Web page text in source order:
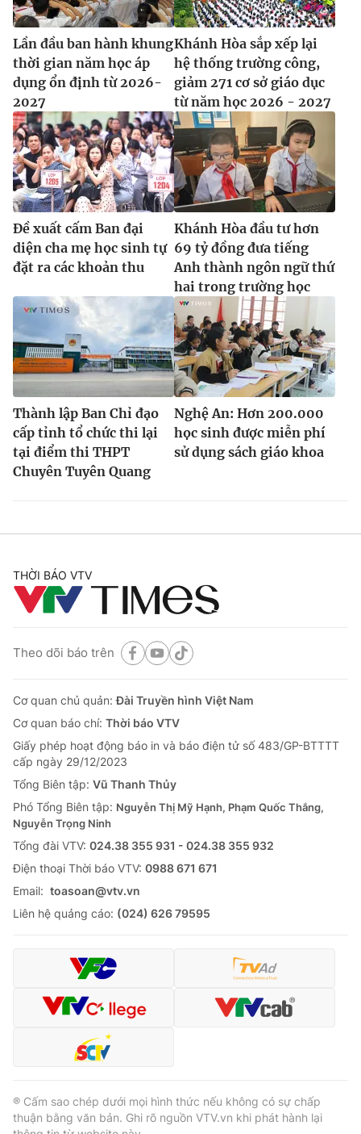
Lần đầu ban hành khung
thời gian năm học áp
dụng ổn định từ 2026-
2027
Khánh Hòa sắp xếp lại
hệ thống trường công,
giảm 271 cơ sở giáo dục
từ năm học 2026 - 2027
Đề xuất cấm Ban đại
diện cha mẹ học sinh tự
đặt ra các khoản thu
Khánh Hòa đầu tư hơn
69 tỷ đồng đưa tiếng
Anh thành ngôn ngữ thứ
hai trong trường học
Thành lập Ban Chỉ đạo
cấp tỉnh tổ chức thi lại
tại điểm thi THPT
Chuyên Tuyên Quang
Nghệ An: Hơn 200.000
học sinh được miễn phí
sử dụng sách giáo khoa
THỜI BÁO VTV
Theo dõi báo trên
Cơ quan chủ quản:Đài Truyền hình Việt Nam
Cơ quan báo chí: Thời báo VTV
Giấy phép hoạt động báo in và báo điện tử số 483/GP-BTTTT
cấp ngày 29/12/2023
Tổng Biên tập: Vũ Thanh Thủy
Phó Tổng Biên tập: Nguyễn Thị Mỹ Hạnh, Phạm Quốc Thắng,
Nguyễn Trọng Ninh
Tổng đài VTV: 024.38 355 931 - 024.38 355 932
Ðiện thoại Thời báo VTV: 0988 671 671
Email: toasoan@vtv.vn
Liên hệ quảng cáo: (024) 626 79595
® Cấm sao chép dưới mọi hình thức nếu không có sự chấp
thuận bằng văn bản. Ghi rõ nguồn VTV.vn khi phát hành lại